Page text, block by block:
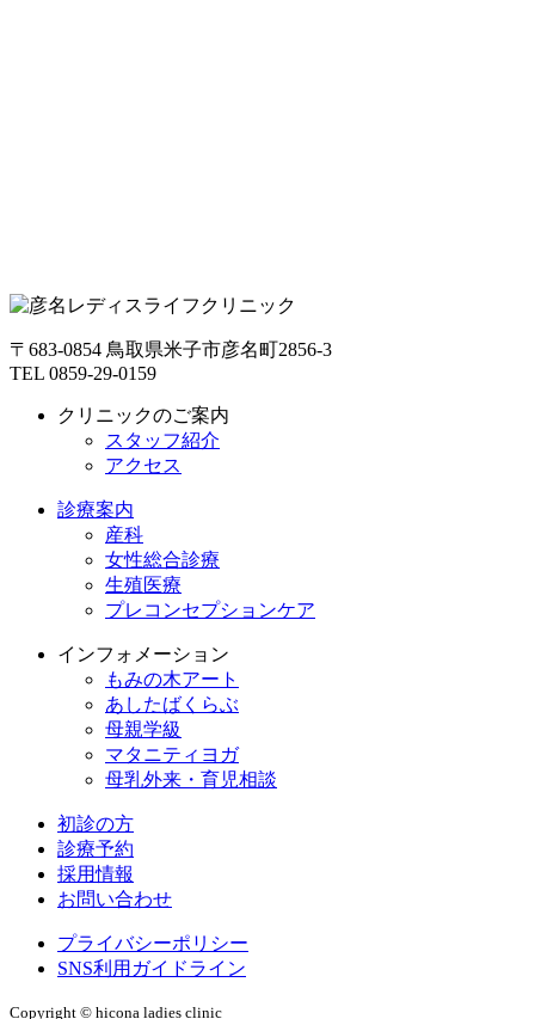
〒683-0854 鳥取県米子市彦名町2856-3
TEL 0859-29-0159
クリニックのご案内
スタッフ紹介
アクセス
診療案内
産科
女性総合診療
生殖医療
プレコンセプションケア
インフォメーション
もみの木アート
あしたばくらぶ
母親学級
マタニティヨガ
母乳外来・育児相談
初診の方
診療予約
採用情報
お問い合わせ
プライバシーポリシー
SNS利用ガイドライン
Copyright © hicona ladies clinic